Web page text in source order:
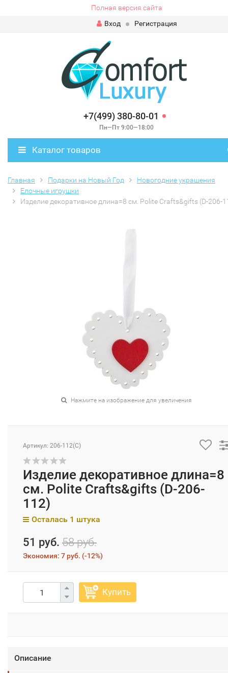
Полная версия сайта
Вход
Регистрация
+7(499) 380-80-01
Пн—Пт 9:00—18:00
Каталог товаров
Главная Подарки на Новый Год
Новогодние украшения
Елочные игрушки
Изделие декоративное длина=8 см. Polite Crafts&gifts (D-206-
Нажмите на изображение для увеличения
Артикул: 206-112(C)
Изделие декоративное длина=8
см. Polite Crafts&gifts (D-206-
112)
Осталась 1 штука
51 руб. 58 руб.
Экономия: 7 руб. (-12%)
Купить
Описание